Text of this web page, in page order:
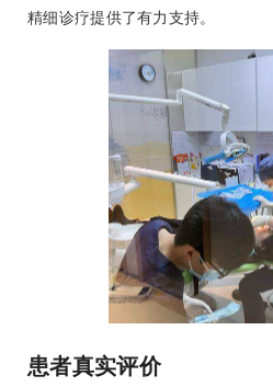
精细诊疗提供了有力支持。
患者真实评价